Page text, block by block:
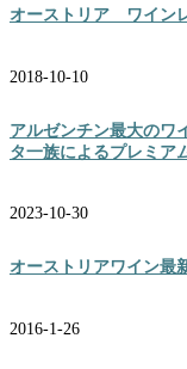
オーストリア ワイン
2018-10-10
アルゼンチン最大の
タ一族によるプレミア
2023-10-30
オーストリアワイン最
2016-1-26